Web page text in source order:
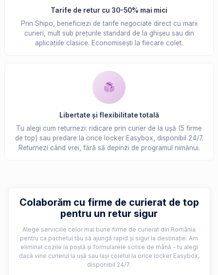
Tarife de retur cu 30-50% mai mici
Prin Shipo, beneficiezi de tarife negociate direct cu marii
curieri, mult sub prețurile standard de la ghișeu sau din
aplicațiile clasice. Economisești la fiecare colet.
Libertate și flexibilitate totală
Tu alegi cum returnezi: ridicare prin curier de la ușă (5 firme
de top) sau predare la orice locker Easybox, disponibil 24/7.
Returnezi când vrei, fără să depinzi de programul nimănui.
Colaborăm cu firme de curierat de top
pentru un retur sigur
Alege serviciile celor mai bune firme de curierat din România
pentru ca pachetul tău să ajungă rapid și sigur la destinație. Am
eliminat cozile la poștă și formularele scrise de mână - tu alegi
dacă vine curierul la ușă sau lași coletul la orice locker Easybox,
disponibil 24/7.